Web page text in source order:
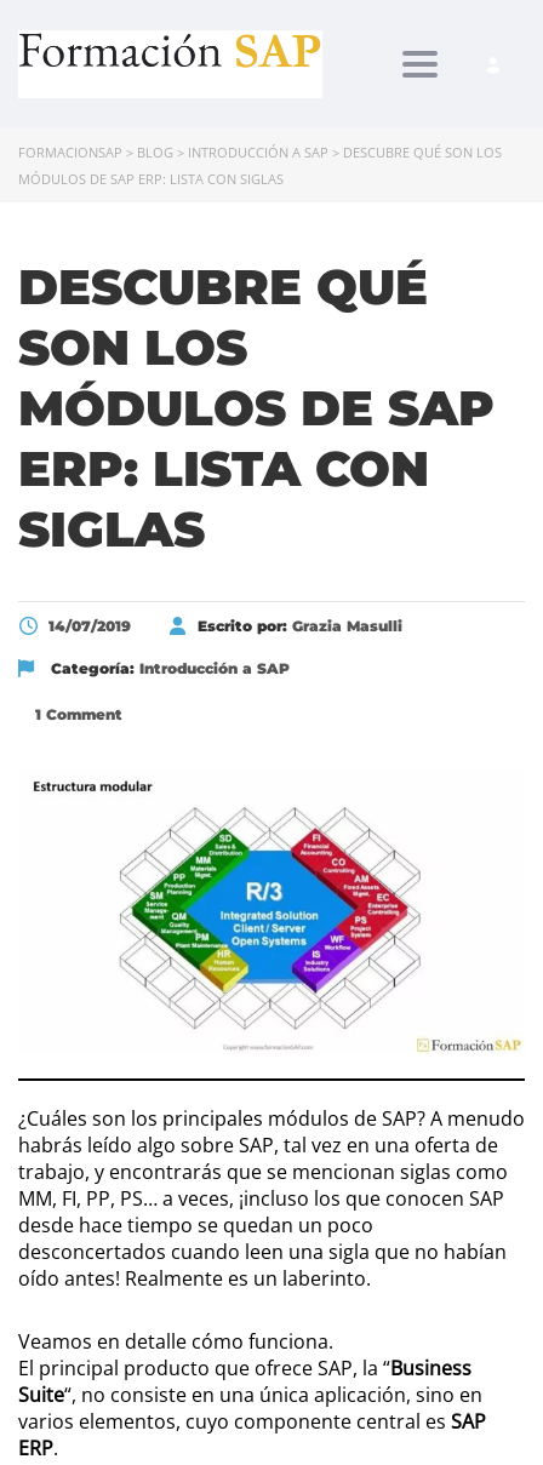
Toggle
FORMACIONSAP > BLOG > INTRODUCCIÓN A SAP > DESCUBRE QUÉ SON LOS
MÓDULOS DE SAP ERP: LISTA CON SIGLAS
DESCUBRE QUÉ
SON LOS
MÓDULOS DE SAP
ERP: LISTA CON
SIGLAS
14/07/2019 Escrito por: Grazia Masulli
Categoría: Introducción a SAP
1 Comment
¿Cuáles son los principales módulos de SAP? A menudo
habrás leído algo sobre SAP, tal vez en una oferta de
trabajo, y encontrarás que se mencionan siglas como
MM, FI, PP, PS… a veces, ¡incluso los que conocen SAP
desde hace tiempo se quedan un poco
desconcertados cuando leen una sigla que no habían
oído antes! Realmente es un laberinto.
Veamos en detalle cómo funciona.
El principal producto que ofrece SAP, la “Business
Suite“, no consiste en una única aplicación, sino en
varios elementos, cuyo componente central es SAP
ERP.